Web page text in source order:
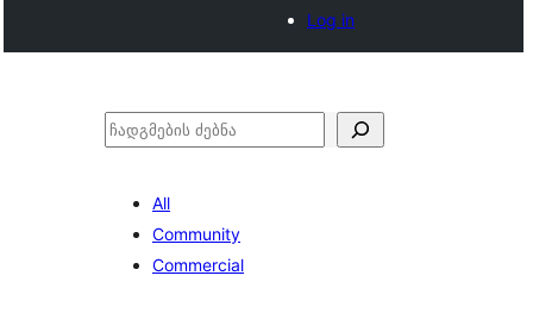
Log in
ძებნა
All
Community
Commercial